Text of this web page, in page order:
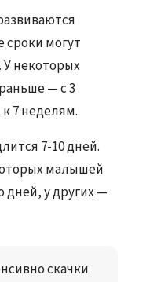
могут
У некоторых
— с 3
7 неделям.
7-10 дней.
малышей
дней, у других —
скачки